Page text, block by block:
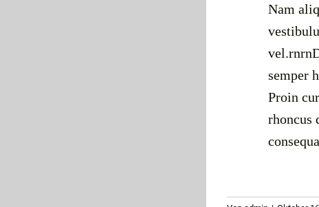
Nam
semper
Proin
rhoncus